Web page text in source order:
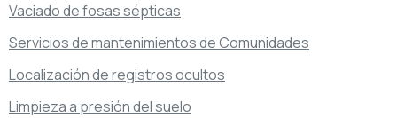
Vaciado de fosas sépticas
Servicios de mantenimientos de Comunidades
Localización de registros ocultos
Limpieza a presión del suelo